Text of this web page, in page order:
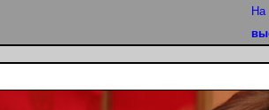
На